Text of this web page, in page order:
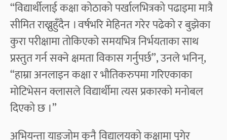
“विद्यार्थीलाई कक्षा कोठाको पर्खालभित्रको पढाइमा मात्रै
सीमित राख्नुहुँदैन । वर्षभरि मेहिनत गरेर पढेको र बुझेका
कुरा परीक्षामा तोकिएको समयभित्र निर्भयताका साथ
प्रस्तुत गर्न सक्ने क्षमता विकास गर्नुपर्छ”, उनले भनिन्,
“हाम्रा अनलाइन कक्षा र भौतिकरुपमा गरिएकाका
मोटिभेसन क्लासले विद्यार्थीमा त्यस प्रकारको मनोबल
दिएको छ ।”
अभियन्ता याङजोम कुनै विद्यालयको कक्षामा पुगेर